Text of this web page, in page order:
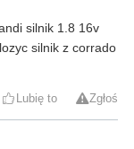
silnik 1.8 16v
silnik z corrado
Lubię to Zgłoś